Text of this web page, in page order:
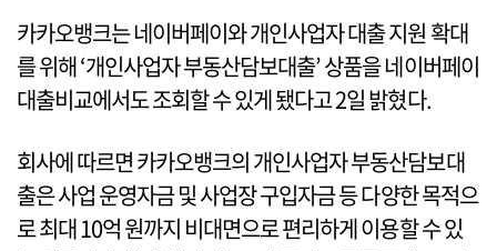
카카오뱅크는 네이버페이와 개인사업자 대출 지원 확대
를 위해 ‘개인사업자 부동산담보대출’ 상품을 네이버페이
대출비교에서도 조회할 수 있게 됐다고 2일 밝혔다.
회사에 따르면 카카오뱅크의 개인사업자 부동산담보대
출은 사업 운영자금 및 사업장 구입자금 등 다양한 목적으
로 최대 10억 원까지 비대면으로 편리하게 이용할 수 있